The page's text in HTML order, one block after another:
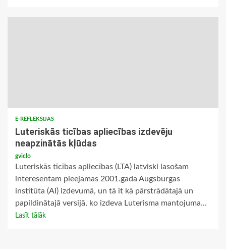
E-REFLEKSIJAS
Luteriskās ticības apliecības izdevēju
neapzinātās kļūdas
gviclo
Luteriskās ticības apliecības (LTA) latviski lasošam
interesentam pieejamas 2001.gada Augsburgas
institūta (AI) izdevumā, un tā it kā pārstrādātajā un
papildinātajā versijā, ko izdeva Luterisma mantojuma...
Lasīt tālāk